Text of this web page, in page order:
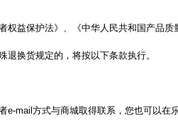
权益保护法》、《中华人民共和国产品
退换货规定的，将按以下条款执行。
e-mail方式与商城取得联系，您也可以